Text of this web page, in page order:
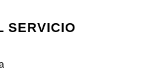
SERVICIO